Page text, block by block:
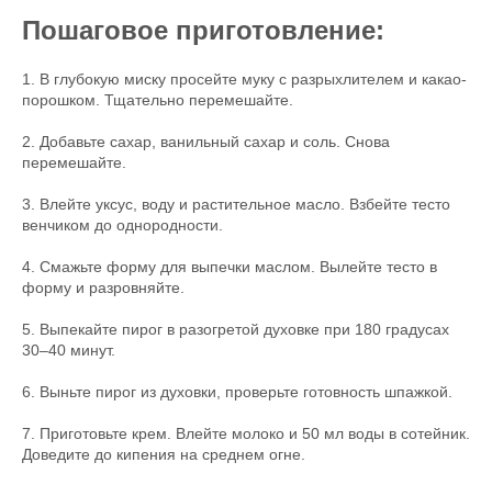
Пошаговое приготовление:
1. В глубокую миску просейте муку с разрыхлителем и какао-
порошком. Тщательно перемешайте.
2. Добавьте сахар, ванильный сахар и соль. Снова
перемешайте.
3. Влейте уксус, воду и растительное масло. Взбейте тесто
венчиком до однородности.
4. Смажьте форму для выпечки маслом. Вылейте тесто в
форму и разровняйте.
5. Выпекайте пирог в разогретой духовке при 180 градусах
30–40 минут.
6. Выньте пирог из духовки, проверьте готовность шпажкой.
7. Приготовьте крем. Влейте молоко и 50 мл воды в сотейник.
Доведите до кипения на среднем огне.